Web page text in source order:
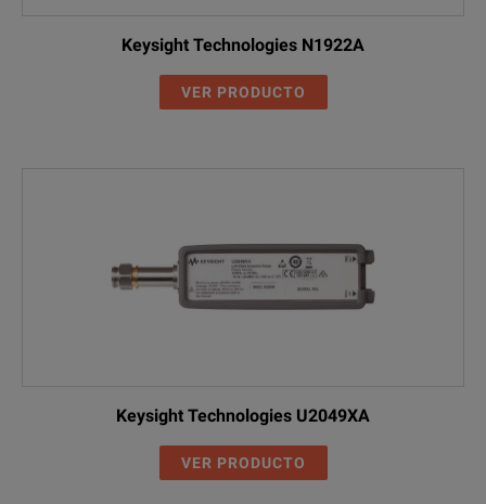
Keysight Technologies N1922A
VER PRODUCTO
Keysight Technologies U2049XA
VER PRODUCTO